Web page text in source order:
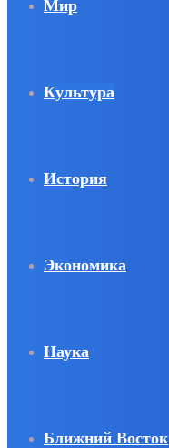
Мир
Культура
История
Экономика
Наука
Ближний Восток